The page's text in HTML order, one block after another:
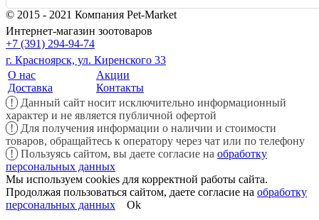
© 2015 - 2021 Компания Pet-Market
Интернет-магазин зоотоваров
+7 (391) 294-94-74
г. Красноярск, ул. Киренского 33
О нас
Доставка
Акции
Контакты
!
Данный сайт носит исключительно информационный
характер и не является публичной офертой
!
Для получения информации о наличии и стоимости
товаров, обращайтесь к оператору через чат или по телефону
!
Пользуясь сайтом, вы даете согласие на обработку
персональных данных
Мы используем cookies для корректной работы сайта.
Продолжая пользоваться сайтом, даете согласие на обработку
персональных данных
Ok